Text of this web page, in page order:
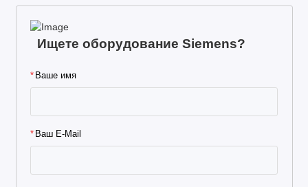
Ищете оборудование Siemens?
Ваше имя
Ваш E-Mail